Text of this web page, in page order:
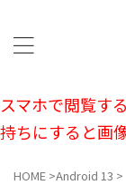
スマホで閲覧す
持ちにすると画
HOME >Android 13 >